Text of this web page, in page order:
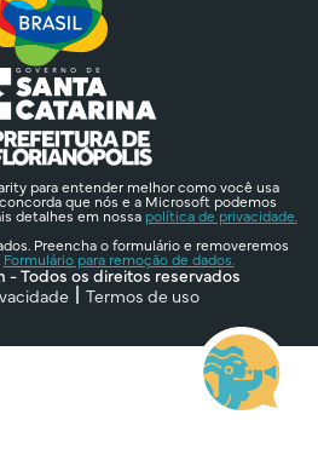
para entender melhor como você usa
que nós e a Microsoft podemos
detalhes em nossa política de privacidade.
Preencha o formulário e removeremos
Formulário para remoção de dados.
Todos os direitos reservados
Termos de uso